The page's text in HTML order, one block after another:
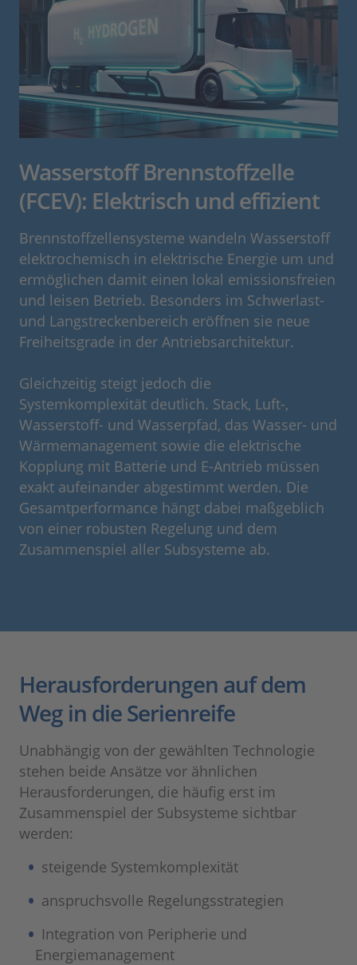
Wasserstoff Brennstoffzelle
(FCEV): Elektrisch und effizient
Brennstoffzellensysteme wandeln Wasserstoff
elektrochemisch in elektrische Energie um und
ermöglichen damit einen lokal emissionsfreien
und leisen Betrieb. Besonders im Schwerlast-
und Langstreckenbereich eröffnen sie neue
Freiheitsgrade in der Antriebsarchitektur.
Gleichzeitig steigt jedoch die
Systemkomplexität deutlich. Stack, Luft-,
Wasserstoff- und Wasserpfad, das Wasser- und
Wärmemanagement sowie die elektrische
Kopplung mit Batterie und E-Antrieb müssen
exakt aufeinander abgestimmt werden. Die
Gesamtperformance hängt dabei maßgeblich
von einer robusten Regelung und dem
Zusammenspiel aller Subsysteme ab.
Herausforderungen auf dem
Weg in die Serienreife
Unabhängig von der gewählten Technologie
stehen beide Ansätze vor ähnlichen
Herausforderungen, die häufig erst im
Zusammenspiel der Subsysteme sichtbar
werden:
steigende Systemkomplexität
anspruchsvolle Regelungsstrategien
Integration von Peripherie und
Energiemanagement